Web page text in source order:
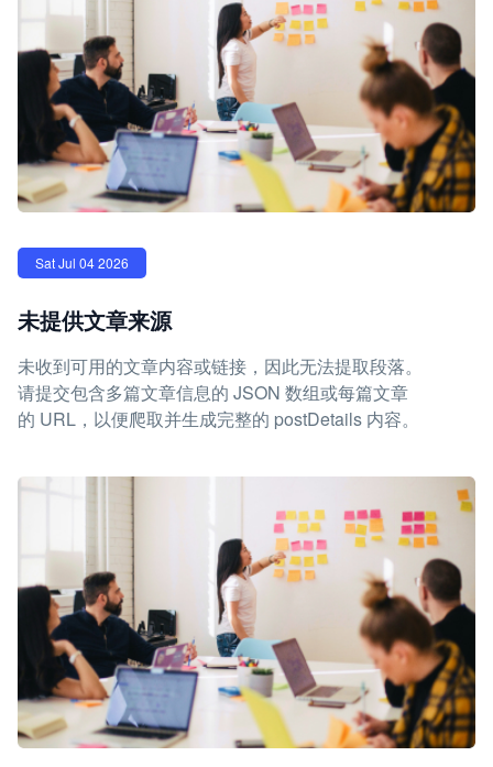
Sat Jul 04 2026
未提供文章来源
未收到可用的文章内容或链接，因此无法提取段落。
请提交包含多篇文章信息的 JSON 数组或每篇文章
的 URL，以便爬取并生成完整的 postDetails 内容。